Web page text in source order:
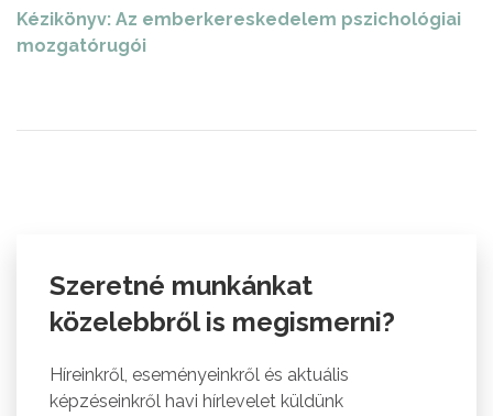
Kézikönyv: Az emberkereskedelem pszichológiai
mozgatórugói
Szeretné munkánkat
közelebbről is megismerni?
Híreinkről, eseményeinkről és aktuális
képzéseinkről havi hírlevelet küldünk